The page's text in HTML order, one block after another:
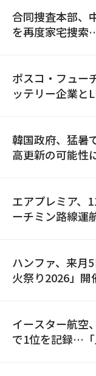
合同捜査本部、
を再度家宅捜索
ポスコ・フュー
ッテリー企業と
韓国政府、猛暑
高更新の可能性
エアプレミア、
ーチミン路線運
ハンファ、来月
火祭り2026」
イースター航空
で1位を記録…「